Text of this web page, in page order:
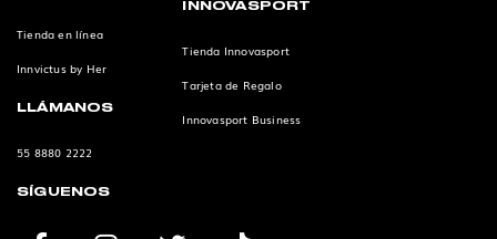
Tienda en línea
Innvictus by Her
LLÁMANOS
55 8880 2222
INNOVASPORT
Tienda Innovasport
Tarjeta de Regalo
Innovasport Business
SÍGUENOS